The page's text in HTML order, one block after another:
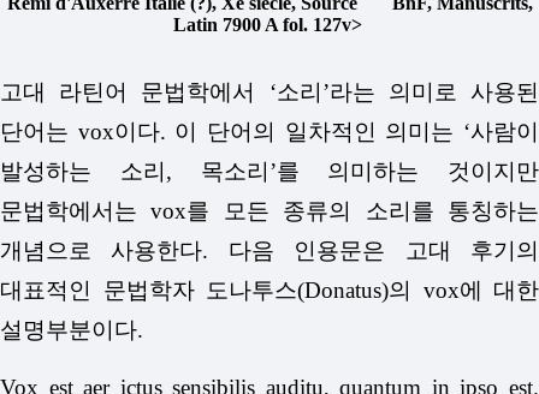
Latin 7900 A fol. 127v>
고대 라틴어 문법학에서 ‘소리’라는 의미로 사용된
단어는 vox이다. 이 단어의 일차적인 의미는 ‘사람이
발성하는 소리, 목소리’를 의미하는 것이지만
문법학에서는 vox를 모든 종류의 소리를 통칭하는
개념으로 사용한다. 다음 인용문은 고대 후기의
대표적인 문법학자 도나투스(Donatus)의 vox에 대한
설명부분이다.
Vox est aer ictus sensibilis auditu, quantum in ipso est.